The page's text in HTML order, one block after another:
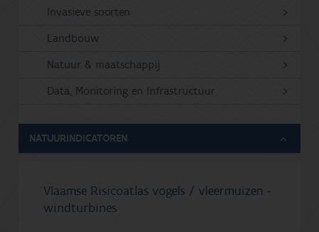
Invasieve soorten
Landbouw
Natuur & maatschappij
Data, Monitoring en Infrastructuur
NATUURINDICATOREN
Vlaamse Risicoatlas vogels / vleermuizen -
windturbines